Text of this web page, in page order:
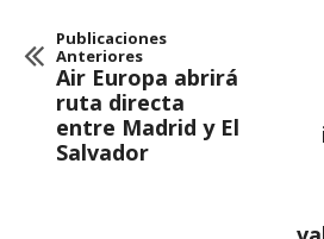
Publicaciones
Anteriores
Air Europa abrirá
ruta directa
entre Madrid y El
Salvador